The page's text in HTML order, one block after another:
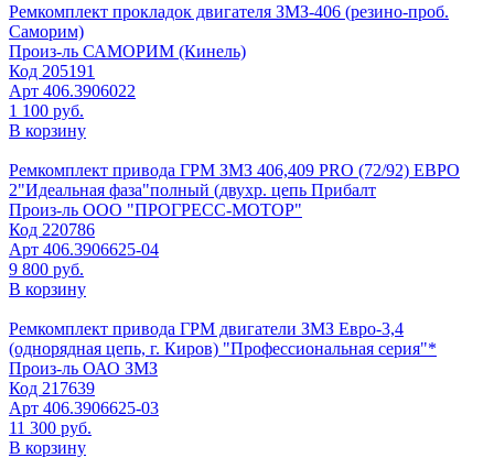
Ремкомплект прокладок двигателя ЗМЗ-406 (резино-проб.
Саморим)
Произ-ль САМОРИМ (Кинель)
Код 205191
Арт 406.3906022
1 100 руб.
В корзину
Ремкомплект привода ГРМ ЗМЗ 406,409 PRO (72/92) ЕВРО
2"Идеальная фаза"полный (двухр. цепь Прибалт
Произ-ль ООО "ПРОГРЕСС-МОТОР"
Код 220786
Арт 406.3906625-04
9 800 руб.
В корзину
Ремкомплект привода ГРМ двигатели ЗМЗ Евро-3,4
(однорядная цепь, г. Киров) "Профессиональная серия"*
Произ-ль ОАО ЗМЗ
Код 217639
Арт 406.3906625-03
11 300 руб.
В корзину